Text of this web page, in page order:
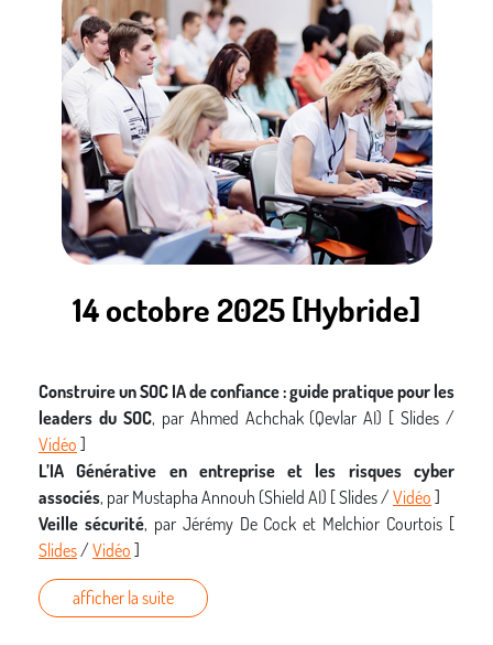
14 octobre 2025 [Hybride]
Construire un SOC IA de confiance : guide pratique pour les
leaders du SOC, par Ahmed Achchak (Qevlar AI) [ Slides /
Vidéo ]
L’IA Générative en entreprise et les risques cyber
associés, par Mustapha Annouh (Shield AI) [ Slides /Vidéo ]
Veille sécurité, par Jérémy De Cock et Melchior Courtois [
Slides/Vidéo ]
afficher la suite